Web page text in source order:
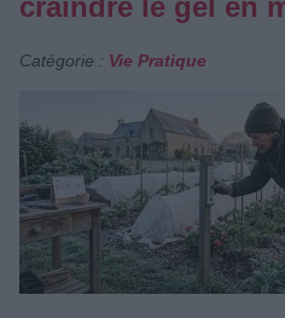
craindre le gel en
Catégorie : Vie Pratique